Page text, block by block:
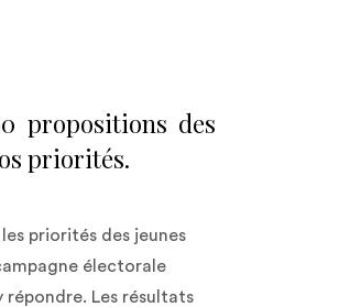
propositions des
priorités.
priorités des jeunes
électorale
Les résultats